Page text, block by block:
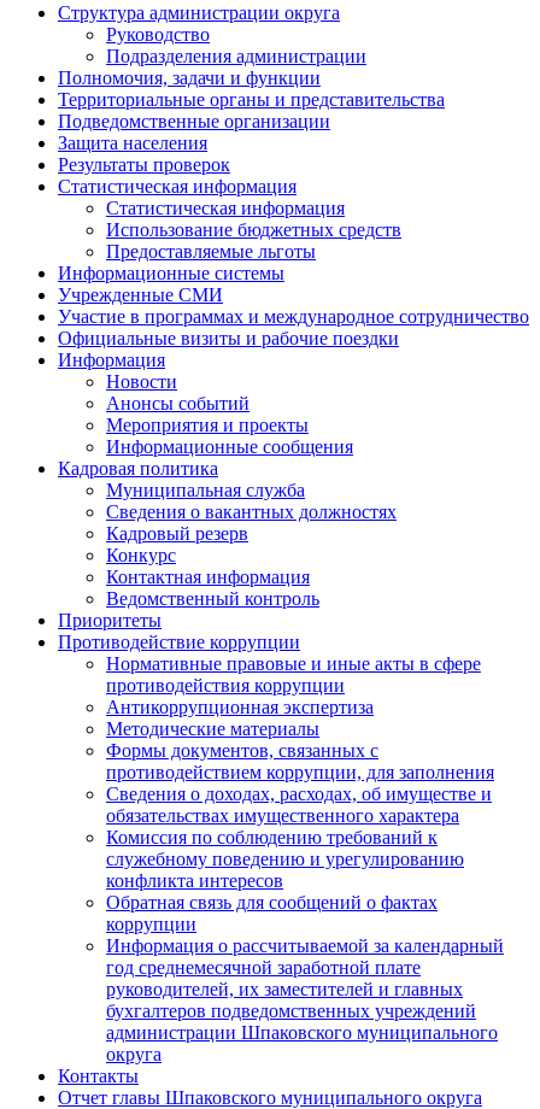
Структура администрации округа
Руководство
Подразделения администрации
Полномочия, задачи и функции
Территориальные органы и представительства
Подведомственные организации
Защита населения
Результаты проверок
Статистическая информация
Статистическая информация
Использование бюджетных средств
Предоставляемые льготы
Информационные системы
Учрежденные СМИ
Участие в программах и международное сотрудничество
Официальные визиты и рабочие поездки
Информация
Новости
Анонсы событий
Мероприятия и проекты
Информационные сообщения
Кадровая политика
Муниципальная служба
Сведения о вакантных должностях
Кадровый резерв
Конкурс
Контактная информация
Ведомственный контроль
Приоритеты
Противодействие коррупции
Нормативные правовые и иные акты в сфере
противодействия коррупции
Антикоррупционная экспертиза
Методические материалы
Формы документов, связанных с
противодействием коррупции, для заполнения
Сведения о доходах, расходах, об имуществе и
обязательствах имущественного характера
Комиссия по соблюдению требований к
служебному поведению и урегулированию
конфликта интересов
Обратная связь для сообщений о фактах
коррупции
Информация о рассчитываемой за календарный
год среднемесячной заработной плате
руководителей, их заместителей и главных
бухгалтеров подведомственных учреждений
администрации Шпаковского муниципального
округа
Контакты
Отчет главы Шпаковского муниципального округа